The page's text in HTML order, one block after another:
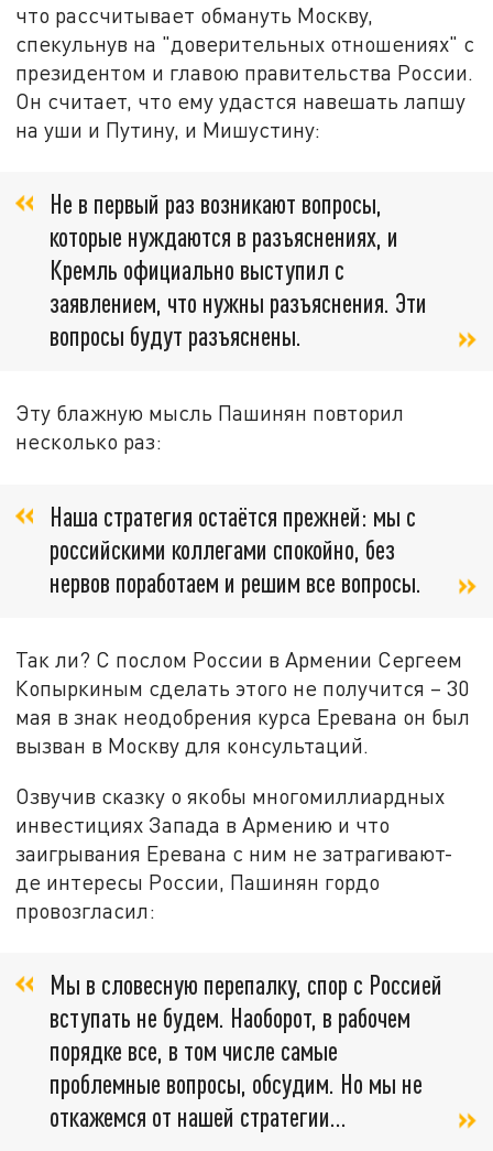
что рассчитывает обмануть Москву,
спекульнув на "доверительных отношениях" с
президентом и главою правительства России.
Он считает, что ему удастся навешать лапшу
на уши и Путину, и Мишустину:
Не в первый раз возникают вопросы,
которые нуждаются в разъяснениях, и
Кремль официально выступил с
заявлением, что нужны разъяснения. Эти
вопросы будут разъяснены.
Эту блажную мысль Пашинян повторил
несколько раз:
Наша стратегия остаётся прежней: мы с
российскими коллегами спокойно, без
нервов поработаем и решим все вопросы.
Так ли? С послом России в Армении Сергеем
Копыркиным сделать этого не получится – 30
мая в знак неодобрения курса Еревана он был
вызван в Москву для консультаций.
Озвучив сказку о якобы многомиллиардных
инвестициях Запада в Армению и что
заигрывания Еревана с ним не затрагивают-
де интересы России, Пашинян гордо
провозгласил:
Мы в словесную перепалку, спор с Россией
вступать не будем. Наоборот, в рабочем
порядке все, в том числе самые
проблемные вопросы, обсудим. Но мы не
откажемся от нашей стратегии…